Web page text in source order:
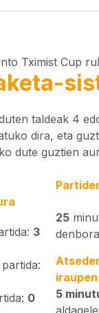
taldeak 4
dira, eta
dute guztien
: 3
:
: 0
25
denbora
5